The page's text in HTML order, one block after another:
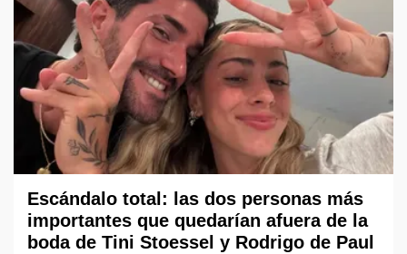
Escándalo total: las dos personas más
importantes que quedarían afuera de la
boda de Tini Stoessel y Rodrigo de Paul